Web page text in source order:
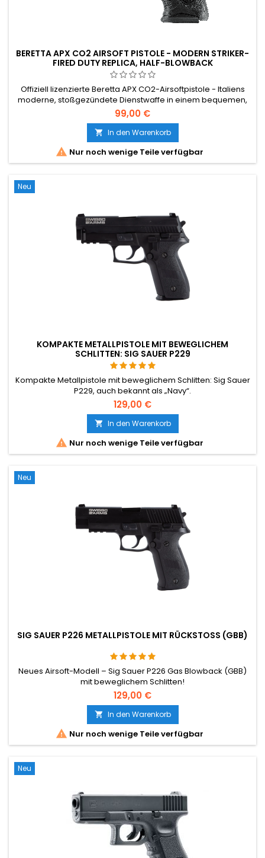
BERETTA APX CO2 AIRSOFT PISTOLE - MODERN STRIKER-
FIRED DUTY REPLICA, HALF-BLOWBACK
Offiziell lizenzierte Beretta APX CO2-Airsoftpistole - Italiens
moderne, stoßgezündete Dienstwaffe in einem bequemen,
modularen Griff. Half-blowback Metallschlitten für visuelle
Rückmeldung und sparsamen Gasverbrauch. 190 mm, 685 g,
15-Schuss-Magazin, ~1,4 J. Die saubere moderne
Dienstpistole für ernsthafte Airsoft-Spieler.
99,00 €
 In den Warenkorb
 Nur noch wenige Teile verfügbar
Neu
KOMPAKTE METALLPISTOLE MIT BEWEGLICHEM
SCHLITTEN: SIG SAUER P229
Kompakte Metallpistole mit beweglichem Schlitten: Sig Sauer
P229, auch bekannt als „Navy“.
129,00 €
 In den Warenkorb
 Nur noch wenige Teile verfügbar
Neu
SIG SAUER P226 METALLPISTOLE MIT RÜCKSTOSS (GBB)
Neues Airsoft-Modell – Sig Sauer P226 Gas Blowback (GBB)
mit beweglichem Schlitten!
129,00 €
 In den Warenkorb
 Nur noch wenige Teile verfügbar
Neu